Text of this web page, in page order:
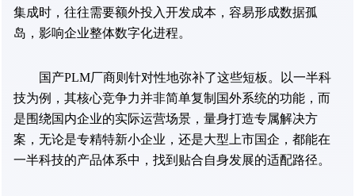
集成时，往往需要额外投入开发成本，容易形成数据孤
岛，影响企业整体数字化进程。
国产PLM厂商则针对性地弥补了这些短板。以一半科
技为例，其核心竞争力并非简单复制国外系统的功能，而
是围绕国内企业的实际运营场景，量身打造专属解决方
案，无论是专精特新小企业，还是大型上市国企，都能在
一半科技的产品体系中，找到贴合自身发展的适配路径。